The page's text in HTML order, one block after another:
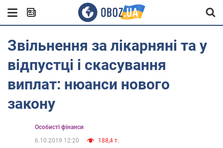
Звільнення за лікарняні та у
відпустці і скасування
виплат: нюанси нового
закону
Особисті фінанси
6.10.2019 12:20
188,4 т.